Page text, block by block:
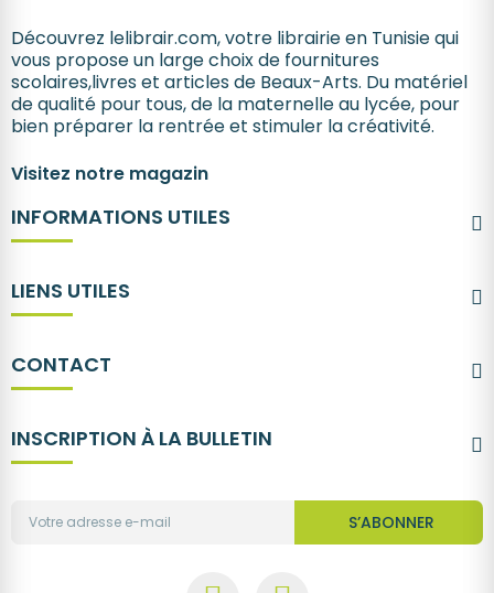
Découvrez lelibrair.com, votre librairie en Tunisie qui
vous propose un large choix de fournitures
scolaires,livres et articles de Beaux-Arts. Du matériel
de qualité pour tous, de la maternelle au lycée, pour
bien préparer la rentrée et stimuler la créativité.
Visitez notre magazin
INFORMATIONS UTILES
LIENS UTILES
CONTACT
INSCRIPTION À LA BULLETIN
S’ABONNER